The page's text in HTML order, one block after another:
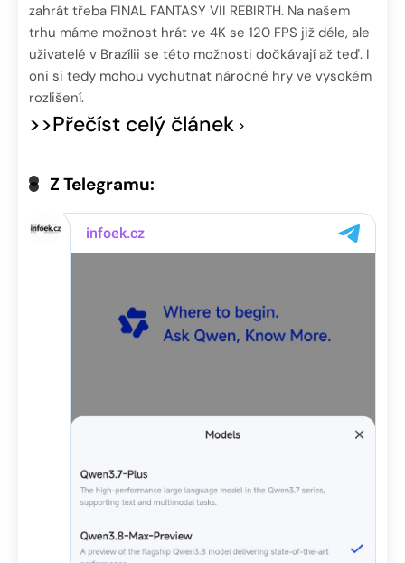
zahrát třeba FINAL FANTASY VII REBIRTH. Na našem
trhu máme možnost hrát ve 4K se 120 FPS již déle, ale
uživatelé v Brazílii se této možnosti dočkávají až teď. I
oni si tedy mohou vychutnat náročné hry ve vysokém
rozlišení.
>>Přečíst celý článek
Z Telegramu: